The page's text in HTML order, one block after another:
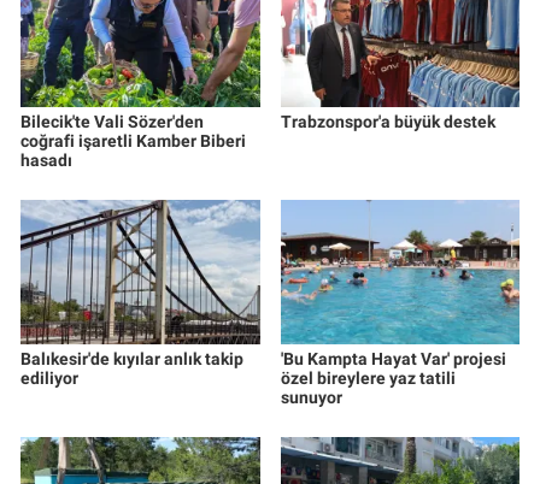
Bilecik'te Vali Sözer'den
coğrafi işaretli Kamber Biberi
hasadı
Trabzonspor'a büyük destek
Balıkesir'de kıyılar anlık takip
ediliyor
'Bu Kampta Hayat Var' projesi
özel bireylere yaz tatili
sunuyor